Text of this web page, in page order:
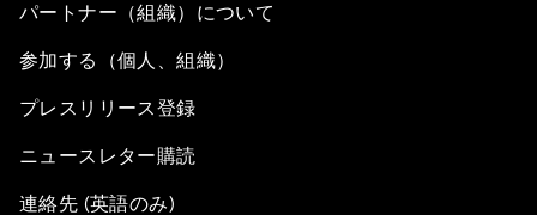
パートナー（組織）について
参加する（個人、組織）
プレスリリース登録
ニュースレター購読
連絡先 (英語のみ)